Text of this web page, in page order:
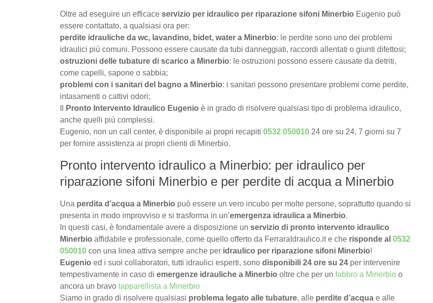
Oltre ad eseguire un efficace servizio per idraulico per riparazione sifoni Minerbio Eugenio può
essere contattato, a qualsiasi ora per:
perdite idrauliche da wc, lavandino, bidet, water a Minerbio: le perdite sono uno dei problemi
idraulici più comuni. Possono essere causate da tubi danneggiati, raccordi allentati o giunti difettosi;
ostruzioni delle tubature di scarico a Minerbio: le ostruzioni possono essere causate da detriti,
come capelli, sapone o sabbia;
problemi con i sanitari del bagno a Minerbio: i sanitari possono presentare problemi come perdite,
intasamenti o cattivi odori;
Pronto Intervento Idraulico Eugenio è in grado di risolvere qualsiasi tipo di problema idraulico,
anche quelli più complessi.
Eugenio, non un call center, è disponibile ai propri recapiti 0532 050010 24 ore su 24, 7 giorni su 7
per fornire assistenza ai propri clienti di Minerbio.
Pronto intervento idraulico a Minerbio: per idraulico per
riparazione sifoni Minerbio e per perdite di acqua a Minerbio
Una perdita d’acqua a Minerbio può essere un vero incubo per molte persone, soprattutto quando si
presenta in modo improvviso e si trasforma in un’emergenza idraulica a Minerbio.
In questi casi, è fondamentale avere a disposizione un servizio di pronto intervento idraulico
Minerbio affidabile e professionale, come quello offerto da FerraraIdraulico.it e che risponde al 0532
050010 con una linea attiva sempre anche per idraulico per riparazione sifoni Minerbio!
Eugenio ed i suoi collaboratori, tutti idraulici esperti, sono disponibili 24 ore su 24 per intervenire
tempestivamente in caso di emergenze idrauliche a Minerbio oltre che per un fabbro a Minerbio o
ancora un bravo tapparellista a Minerbio
Siamo in grado di risolvere qualsiasi problema legato alle tubature, alle perdite d’acqua e alle